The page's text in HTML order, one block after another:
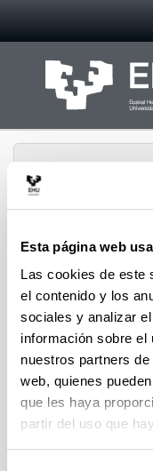
Esta página web
Las cookies de este
el contenido y los
sociales y analizar
información sobre el
nuestros partners
web, quienes
que les haya
partir del uso que
Grupo de
Mundo Rural